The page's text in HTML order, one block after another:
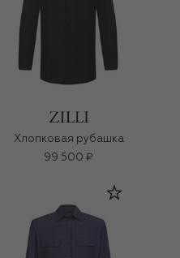
Хлопковая рубашка
99 500 ₽